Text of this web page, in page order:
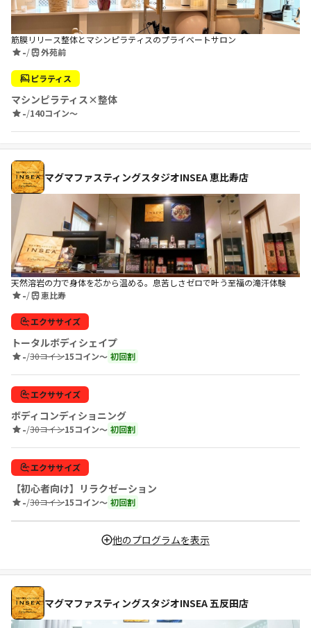
筋膜リリース整体とマシンピラティスのプライベートサロン
-/ 外苑前
ピラティス
マシンピラティス×整体
-/140コイン〜
マグマファスティングスタジオINSEA 恵比寿店
天然溶岩の力で身体を芯から温める。息苦しさゼロで叶う至福の滝汗体験
-/ 恵比寿
エクササイズ
トータルボディシェイプ
-/30コイン15コイン〜 初回割
エクササイズ
ボディコンディショニング
-/30コイン15コイン〜 初回割
エクササイズ
【初心者向け】リラクゼーション
-/30コイン15コイン〜 初回割
他のプログラムを表示
マグマファスティングスタジオINSEA 五反田店